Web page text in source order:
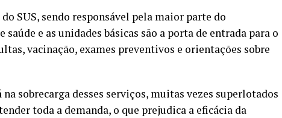
SUS, sendo responsável pela maior parte do
saúde e as unidades básicas são a porta de entrada para o
vacinação, exames preventivos e orientações sobre
sobrecarga desses serviços, muitas vezes superlotados
toda a demanda, o que prejudica a eficácia da